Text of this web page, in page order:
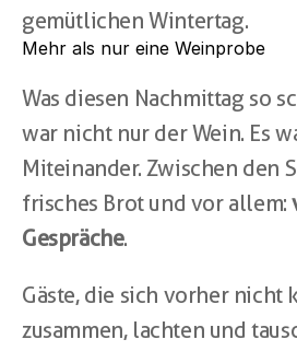
gemütlichen Wintertag.
Mehr als nur eine Weinprobe
Was diesen Nachmittag so
war nicht nur der Wein. Es
Miteinander. Zwischen den
frisches Brot und vor allem:
Gespräche.
Gäste, die sich vorher nicht
zusammen, lachten und